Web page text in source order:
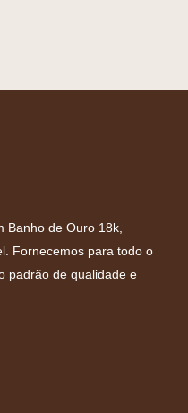
Banho de Ouro 18k,
Fornecemos para todo o
padrão de qualidade e